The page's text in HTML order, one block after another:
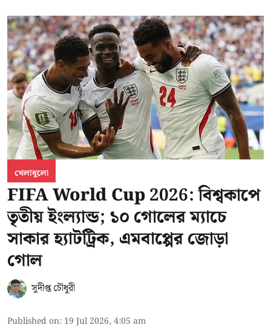
খেলাধুলো
FIFA World Cup 2026: বিশ্বকাপে
তৃতীয় ইংল্যান্ড; ১০ গোলের ম্যাচে
সাকার হ্যাটট্রিক, এমবাপ্পের জোড়া
গোল
সুদীপ্ত চৌধুরী
Published on: 19 Jul 2026, 4:05 am